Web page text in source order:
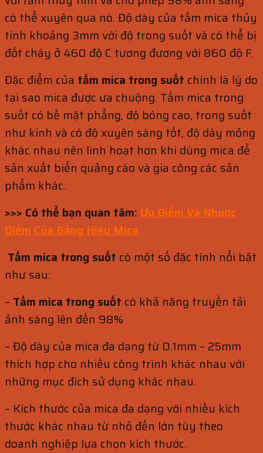
có thể xuyên qua nó. Độ dày của tấm mica thủy
tinh khoảng 3mm với độ trong suốt và có thể bị
đốt cháy ở 460 độ C tương đương với 860 độ F.
Đặc điểm của tấm mica trong suốt chính là lý do
tại sao mica được ưa chuộng. Tấm mica trong
suốt có bề mặt phẳng, độ bóng cao, trong suốt
như kính và có độ xuyên sáng tốt, độ dày mỏng
khác nhau nên linh hoạt hơn khi dùng mica để
sản xuất biển quảng cáo và gia công các sản
phẩm khác.
>>> Có thể bạn quan tâm: Ưu Điểm Và Nhược
Điểm Của Bảng Hiệu Mica
Tấm mica trong suốt có một số đặc tính nổi bật
như sau:
– Tấm mica trong suốt có khả năng truyền tải
ảnh sáng lên đến 98%
– Độ dày của mica đa dạng từ 0.1mm – 25mm
thích hợp cho nhiều công trình khác nhau với
những mục đích sử dụng khác nhau.
– Kích thước của mica đa dạng với nhiều kích
thước khác nhau từ nhỏ đến lớn tùy theo
doanh nghiệp lựa chọn kích thước.